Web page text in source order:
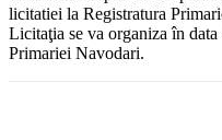
licitatiei la Registratura
Licitaţia se va organiza în
Primariei Navodari.